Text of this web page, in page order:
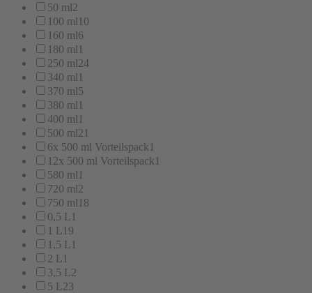
50 ml2
100 ml10
160 ml6
180 ml1
250 ml24
340 ml1
370 ml5
380 ml1
400 ml1
500 ml21
6x 500 ml Vorteilspack1
12x 500 ml Vorteilspack1
580 ml1
720 ml2
750 ml18
0,5 L1
1 L19
1,5 L1
2 L1
3,5 L2
5 L23